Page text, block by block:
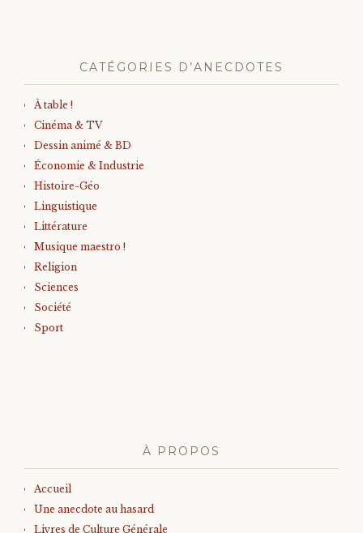
CATÉGORIES D’ANECDOTES
À table !
Cinéma & TV
Dessin animé & BD
Économie & Industrie
Histoire-Géo
Linguistique
Littérature
Musique maestro !
Religion
Sciences
Société
Sport
À PROPOS
Accueil
Une anecdote au hasard
Livres de Culture Générale